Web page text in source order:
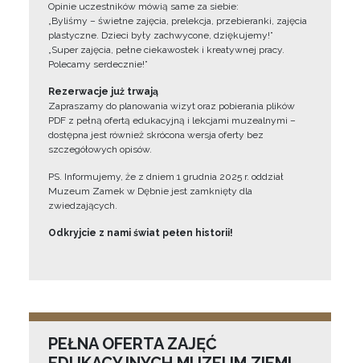
Opinie uczestników mówią same za siebie:
„Byliśmy – świetne zajęcia, prelekcja, przebieranki, zajęcia
plastyczne. Dzieci były zachwycone, dziękujemy!”
„Super zajęcia, pełne ciekawostek i kreatywnej pracy.
Polecamy serdecznie!”
Rezerwacje już trwają
Zapraszamy do planowania wizyt oraz pobierania plików
PDF z pełną ofertą edukacyjną i lekcjami muzealnymi –
dostępna jest również skrócona wersja oferty bez
szczegółowych opisów.
PS. Informujemy, że z dniem 1 grudnia 2025 r. oddział
Muzeum Zamek w Dębnie jest zamknięty dla
zwiedzających.
Odkryjcie z nami świat pełen historii!
PEŁNA OFERTA ZAJĘĆ